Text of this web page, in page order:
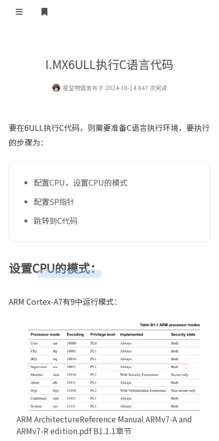
友链=￣ω￣=I.MX6ULL执行C语言代码
星空物语发布于 2024-10-14 847 次阅读
要在6ULL执行C代码，则需要准备C语言执行环境，要执行
的步骤为：
配置CPU，设置CPU的模式
配置SP指针
跳转到C代码
设置CPU的模式：
ARM Cortex-A7有9中运行模式：
ARM ArchitectureReference Manual ARMv7-A and
ARMv7-R edition.pdf B1.1.1章节